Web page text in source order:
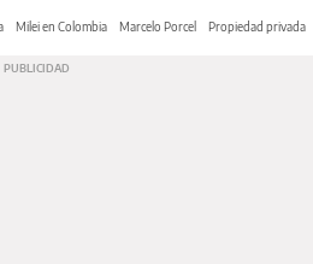
Milei en Colombia Marcelo Porcel Propiedad privada